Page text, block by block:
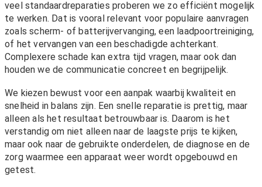
veel standaardreparaties proberen we zo efficiënt mogelijk
te werken. Dat is vooral relevant voor populaire aanvragen
zoals scherm- of batterijvervanging, een laadpoortreiniging,
of het vervangen van een beschadigde achterkant.
Complexere schade kan extra tijd vragen, maar ook dan
houden we de communicatie concreet en begrijpelijk.
We kiezen bewust voor een aanpak waarbij kwaliteit en
snelheid in balans zijn. Een snelle reparatie is prettig, maar
alleen als het resultaat betrouwbaar is. Daarom is het
verstandig om niet alleen naar de laagste prijs te kijken,
maar ook naar de gebruikte onderdelen, de diagnose en de
zorg waarmee een apparaat weer wordt opgebouwd en
getest.